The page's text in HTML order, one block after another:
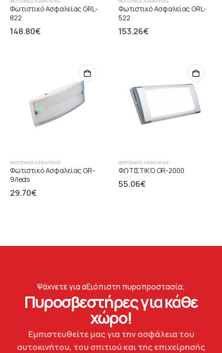
Φωτιστικό Ασφαλείας GRL-
822
148.80€
Φωτιστικό Ασφαλείας GRL-
522
153.26€
ΦΩΤΙΣΜΌΣ ΑΣΦΑΛΕΊΑΣ
Φωτιστικό Ασφαλείας GR-
9/leds
29.70€
ΦΩΤΙΣΜΌΣ ΑΣΦΑΛΕΊΑΣ
ΦΩΤΙΣΤΙΚΌ GR-2000
55.06€
Ψάχνετε για αξιόπιστη πυροπροστασία;
Πυροσβεστήρες για κάθε
χώρο!
Εμπιστευθείτε μας για την ασφάλεια του
αυτοκινήτου, του σπιτιού και της επιχείρησής